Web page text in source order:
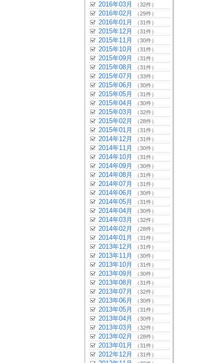
2016年03月 （32件）
2016年02月 （29件）
2016年01月 （31件）
2015年12月 （31件）
2015年11月 （30件）
2015年10月 （31件）
2015年09月 （31件）
2015年08月 （31件）
2015年07月 （33件）
2015年06月 （30件）
2015年05月 （31件）
2015年04月 （30件）
2015年03月 （32件）
2015年02月 （28件）
2015年01月 （31件）
2014年12月 （31件）
2014年11月 （30件）
2014年10月 （31件）
2014年09月 （30件）
2014年08月 （31件）
2014年07月 （31件）
2014年06月 （30件）
2014年05月 （31件）
2014年04月 （30件）
2014年03月 （32件）
2014年02月 （28件）
2014年01月 （31件）
2013年12月 （31件）
2013年11月 （30件）
2013年10月 （31件）
2013年09月 （30件）
2013年08月 （31件）
2013年07月 （32件）
2013年06月 （30件）
2013年05月 （31件）
2013年04月 （30件）
2013年03月 （32件）
2013年02月 （28件）
2013年01月 （31件）
2012年12月 （31件）